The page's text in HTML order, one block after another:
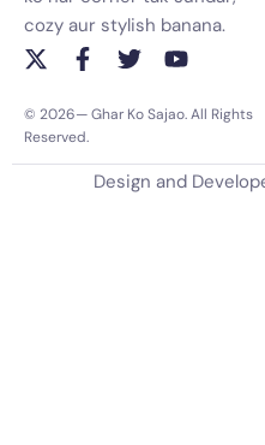
cozy aur stylish banana.
X
t
w
F
c
e
o
T
i
e
r
Y
u
b
© 2026— Ghar Ko Sajao. All Rights
Reserved.
Design and